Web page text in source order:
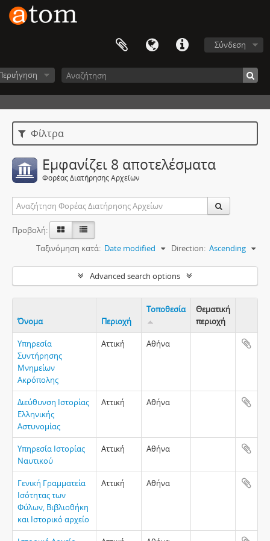
Σύνδεση
Φίλτρα
Εμφανίζει 8 αποτελέσματα
Φορέας Διατήρησης Αρχείων
Προβολή:
Ταξινόμηση κατά: Date modified Direction: Ascending
Advanced search options
Όνομα Περιοχή
Τοποθεσία
Θεματική
περιοχή
Υπηρεσία
Συντήρησης
Μνημείων
Ακρόπολης
Αττική Αθήνα
Διεύθυνση Ιστορίας
Ελληνικής
Αστυνομίας
Αττική Αθήνα
Υπηρεσία Ιστορίας
Ναυτικού
Αττική Αθήνα
Γενική Γραμματεία
Ισότητας των
Φύλων, Βιβλιοθήκη
και Ιστορικό αρχείο
Αττική Αθήνα